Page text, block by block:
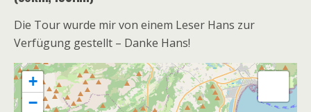
Die Tour wurde mir von einem Leser Hans zur
Verfügung gestellt – Danke Hans!
+
−